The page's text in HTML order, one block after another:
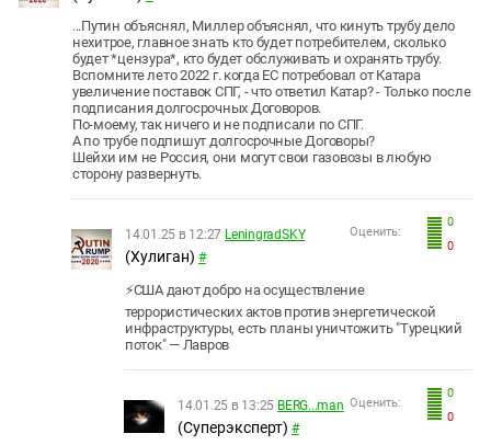
...Путин объяснял, Миллер объяснял, что кинуть трубу дело
нехитрое, главное знать кто будет потребителем, сколько
будет *цензура*, кто будет обслуживать и охранять трубу.
Вспомните лето 2022 г. когда ЕС потребовал от Катара
увеличение поставок СПГ, - что ответил Катар? - Только после
подписания долгосрочных Договоров.
По-моему, так ничего и не подписали по СПГ.
А по трубе подпишут долгосрочные Договоры?
Шейхи им не Россия, они могут свои газовозы в любую
сторону развернуть.
0
0
Оценить:
14.01.25 в 12:27 LeningradSKY
(Хулиган) #
⚡️США дают добро на осуществление
террористических актов против энергетической
инфраструктуры, есть планы уничтожить "Турецкий
поток" — Лавров
0
0
Оценить:
14.01.25 в 13:25 BERG...man
(Суперэксперт) #